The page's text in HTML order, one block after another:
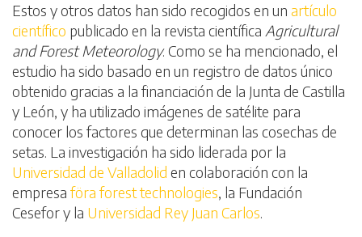
Estos y otros datos han sido recogidos en un artículo
científico publicado en la revista científica Agricultural
and Forest Meteorology. Como se ha mencionado, el
estudio ha sido basado en un registro de datos único
obtenido gracias a la financiación de la Junta de Castilla
y León, y ha utilizado imágenes de satélite para
conocer los factores que determinan las cosechas de
setas. La investigación ha sido liderada por la
Universidad de Valladolid en colaboración con la
empresa föra forest technologies, la Fundación
Cesefor y la Universidad Rey Juan Carlos.